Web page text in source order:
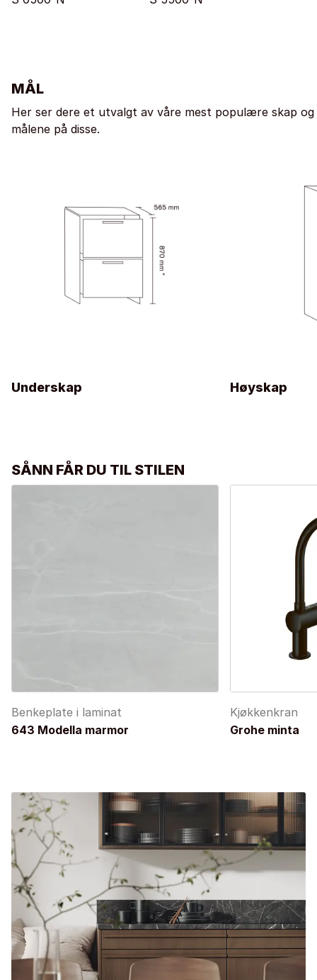
MÅL
Her ser dere et utvalgt av våre mest populære skap og
målene på disse.
Underskap Høyskap
SÅNN FÅR DU TIL STILEN
Benkeplate i laminat
643 Modella marmor
Kjøkkenkran
Grohe minta